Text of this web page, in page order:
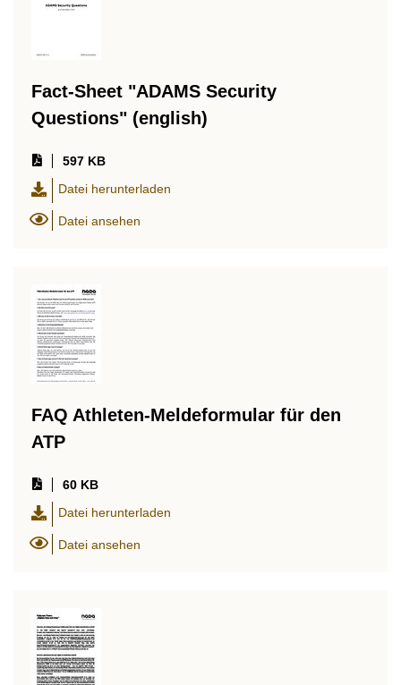
Fact-Sheet "ADAMS Security
Questions" (english)
597 KB
Datei herunterladen
Datei ansehen
FAQ Athleten-Meldeformular für den
ATP
60 KB
Datei herunterladen
Datei ansehen